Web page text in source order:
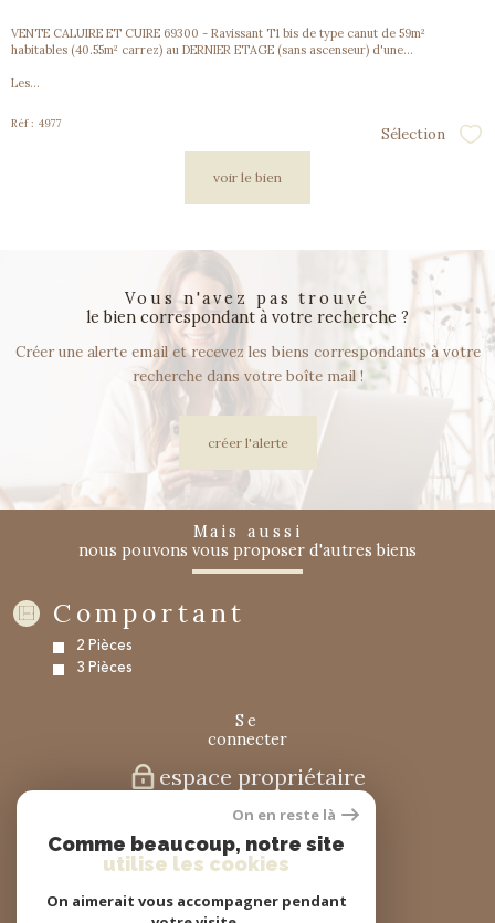
VENTE CALUIRE ET CUIRE 69300 - Ravissant T1 bis de type canut de 59m²
habitables (40.55m² carrez) au DERNIER ETAGE (sans ascenseur) d'une...
Les...
Réf : 4977
Sélection
voir le bien
vous n'avez pas trouvé
le bien correspondant à votre recherche ?
Créer une alerte email et recevez les biens correspondants à votre
recherche dans votre boîte mail !
créer l'alerte
mais aussi
nous pouvons vous proposer d'autres biens
Comportant
2 Pièces
3 Pièces
se
connecter
espace propriétaire
nous
suivre
On en reste là
Comme beaucoup, notre site
utilise les cookies
On aimerait vous accompagner pendant